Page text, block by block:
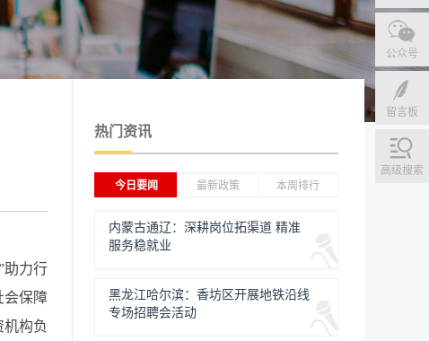
公众号
留言板
高级搜索
助力行
会保障
构负
热门资讯
今日要闻 最新政策 本周排行
内蒙古通辽：深耕岗位拓渠道 精准
服务稳就业
黑龙江哈尔滨：香坊区开展地铁沿线
专场招聘会活动